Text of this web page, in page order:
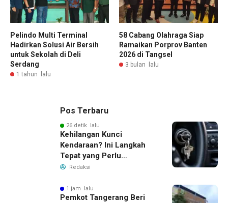
Pelindo Multi Terminal
Hadirkan Solusi Air Bersih
untuk Sekolah di Deli
Serdang
1 tahun lalu
58 Cabang Olahraga Siap
Ramaikan Porprov Banten
2026 di Tangsel
3 bulan lalu
Pos Terbaru
26 detik lalu
Kehilangan Kunci
Kendaraan? Ini Langkah
Tepat yang Perlu
Dilakukan
Redaksi
1 jam lalu
Pemkot Tangerang Beri